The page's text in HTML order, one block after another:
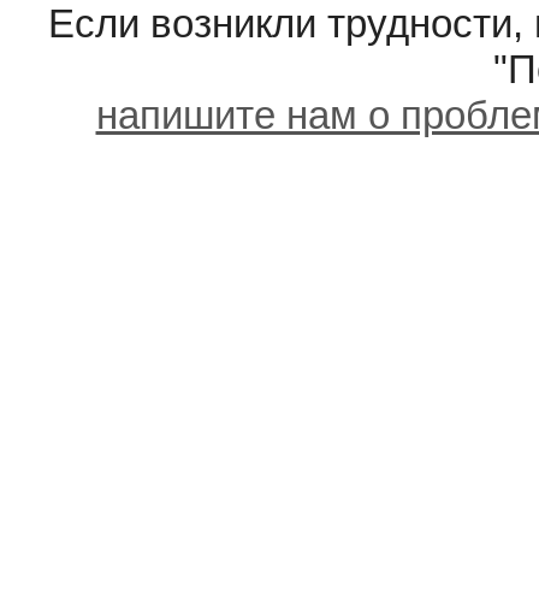
Если возникли
напишите нам о